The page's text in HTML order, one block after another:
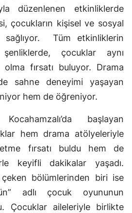
düzenlenen etkinliklerde
çocukların kişisel ve sosyal
sağlıyor.
Tüm etkinliklerin
çocuklar aynı
olma fırsatı buluyor. Drama
sahne deneyimi yaşayan
hem de öğreniyor.
başlayan
hem drama atölyeleriyle
fırsatı buldu hem de
keyifli dakikalar yaşadı.
bölümlerinden biri ise
adlı çocuk oyununun
Çocuklar aileleriyle birlikte